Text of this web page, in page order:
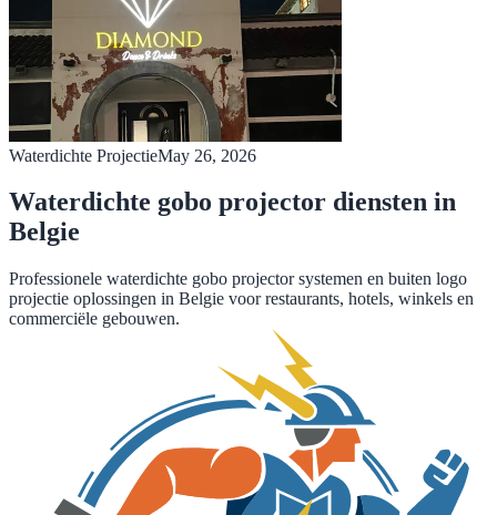
Waterdichte ProjectieMay 26, 2026
Waterdichte gobo projector diensten in
Belgie
Professionele waterdichte gobo projector systemen en buiten logo
projectie oplossingen in Belgie voor restaurants, hotels, winkels en
commerciële gebouwen.